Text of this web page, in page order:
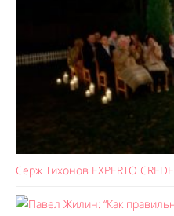
Серж Тихонов EXPERTO CREDE